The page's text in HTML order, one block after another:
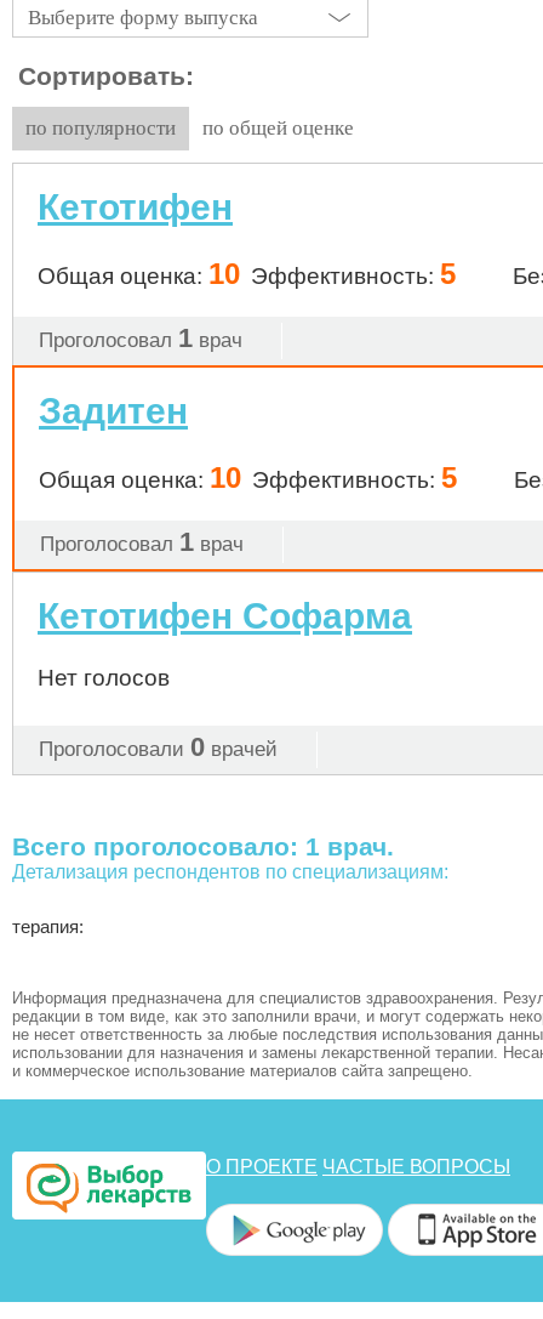
Выберите форму выпуска
Сортировать:
по популярности по общей оценке
Кетотифен
Общая оценка: 10 Эффективность: 5
Проголосовал 1 врач
Задитен
Общая оценка: 10 Эффективность: 5
Проголосовал 1 врач
Кетотифен Софарма
Нет голосов
Проголосовали 0 врачей
Всего проголосовало: 1 врач.
Детализация респондентов по специализациям:
терапия:
Информация предназначена для специалистов здравоохранения.
редакции в том виде, как это заполнили врачи, и могут содержать
не несет ответственность за любые последствия использования
использовании для назначения и замены лекарственной терапии.
и коммерческое использование материалов сайта запрещено.
О ПРОЕКТЕ ЧАСТЫЕ ВОПРОСЫ